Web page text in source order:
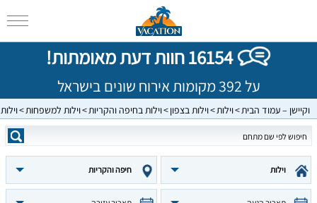
16154 חוות דעת מאומתות!
על 392 מקומות אירוח שונים בישראל
וקיישן – עמוד הבית וילות וילות בצפון וילות בחיפה והקריות וילות למשפחות
וילות חיפה והקריות